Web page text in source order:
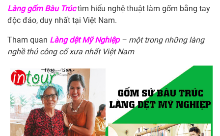
Làng gốm Bàu Trúc tìm hiểu nghệ thuật làm gốm bằng tay
độc đáo, duy nhất tại Việt Nam.
Tham quan Làng dệt Mỹ Nghiệp – một trong những làng
nghề thủ công cổ xưa nhất Việt Nam